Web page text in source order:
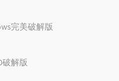
完美破解版
破解版